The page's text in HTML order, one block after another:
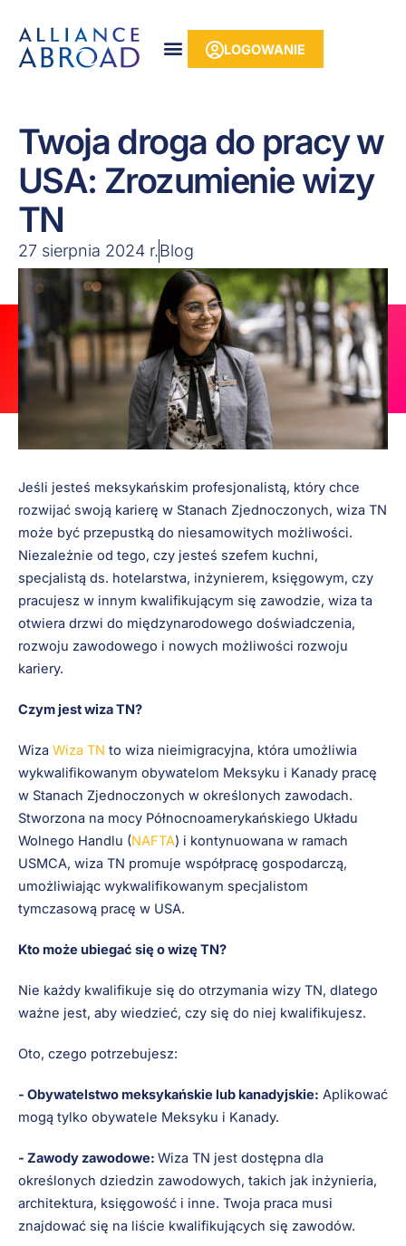
treści
treści
LOGOWANIE
Twoja droga do pracy w
USA: Zrozumienie wizy
TN
27 sierpnia 2024 r.Blog
Jeśli jesteś meksykańskim profesjonalistą, który chce
rozwijać swoją karierę w Stanach Zjednoczonych, wiza TN
może być przepustką do niesamowitych możliwości.
Niezależnie od tego, czy jesteś szefem kuchni,
specjalistą ds. hotelarstwa, inżynierem, księgowym, czy
pracujesz w innym kwalifikującym się zawodzie, wiza ta
otwiera drzwi do międzynarodowego doświadczenia,
rozwoju zawodowego i nowych możliwości rozwoju
kariery.
Czym jest wiza TN?
Wiza Wiza TN to wiza nieimigracyjna, która umożliwia
wykwalifikowanym obywatelom Meksyku i Kanady pracę
w Stanach Zjednoczonych w określonych zawodach.
Stworzona na mocy Północnoamerykańskiego Układu
Wolnego Handlu (NAFTA) i kontynuowana w ramach
USMCA, wiza TN promuje współpracę gospodarczą,
umożliwiając wykwalifikowanym specjalistom
tymczasową pracę w USA.
Kto może ubiegać się o wizę TN?
Nie każdy kwalifikuje się do otrzymania wizy TN, dlatego
ważne jest, aby wiedzieć, czy się do niej kwalifikujesz.
Oto, czego potrzebujesz:
- Obywatelstwo meksykańskie lub kanadyjskie: Aplikować
mogą tylko obywatele Meksyku i Kanady.
- Zawody zawodowe: Wiza TN jest dostępna dla
określonych dziedzin zawodowych, takich jak inżynieria,
architektura, księgowość i inne. Twoja praca musi
znajdować się na liście kwalifikujących się zawodów.